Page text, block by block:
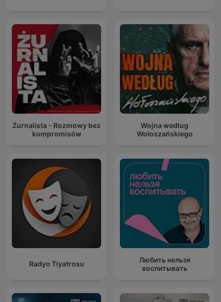
Żurnalista - Rozmowy bez
kompromisów
Wojna według
Wołoszańskiego
Radyo Tiyatrosu
Любить нельзя
воспитывать